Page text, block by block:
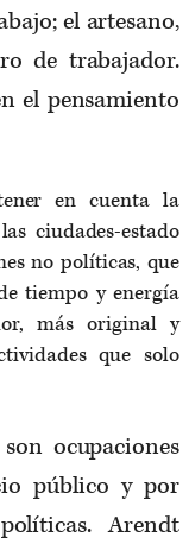
el artesano,
de trabajador.
el pensamiento
en cuenta la
ciudades-estado
no políticas, que
tiempo y energía
más original y
que solo
ocupaciones
público y por
Arendt